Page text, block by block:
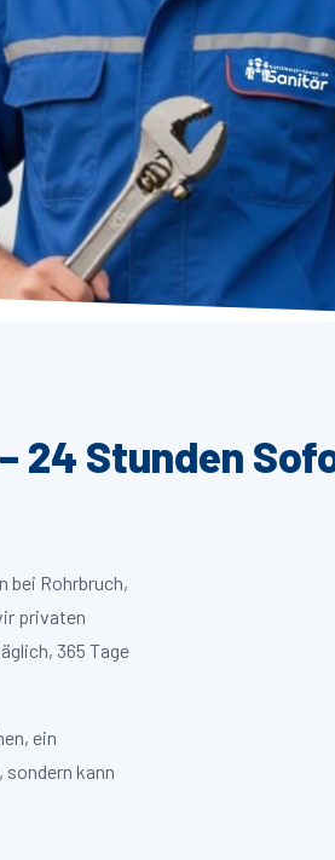
24 Stunden
bei Rohrbruch,
privaten
365 Tage
ein
kann